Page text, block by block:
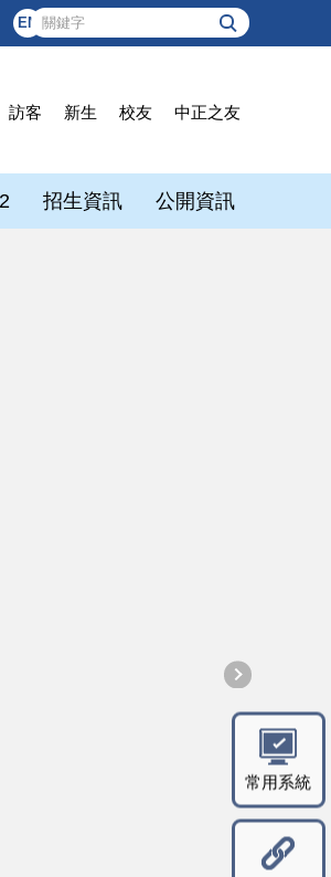
EN
訪客 新生 校友 中正之友
招生資訊 公開資訊
常用系統